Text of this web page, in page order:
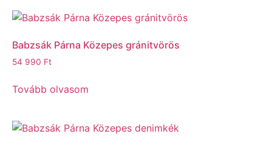
Babzsák Párna Közepes gránitvörös
54 990 Ft
Tovább olvasom